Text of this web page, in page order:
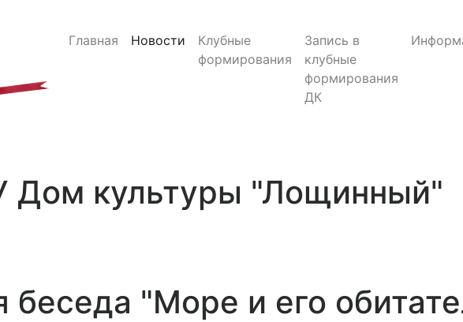
Главная Новости
Клубные
формирования
Запись в
клубные
формирования
ДК
Дом культуры "Лощинный"
беседа "Море и его